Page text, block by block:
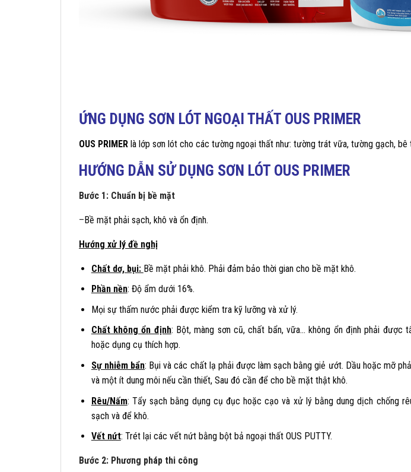
ỨNG DỤNG SƠN LÓT NGOẠI THẤT OUS PRIMER
OUS PRIMER là lớp sơn lót cho các tường ngoại thất như: tường trát vữa, tường gạch, bê
HƯỚNG DẪN SỬ DỤNG SƠN LÓT OUS PRIMER
Bước 1: Chuẩn bị bề mặt
–Bề mặt phải sạch, khô và ổn định.
Hướng xử lý đề nghị
Chất dơ, bụi: Bề mặt phải khô. Phải đảm bảo thời gian cho bề mặt khô.
Phần nền: Độ ẩm dưới 16%.
Mọi sự thấm nước phải được kiểm tra kỹ lưỡng và xử lý.
Chất không ổn định: Bột, màng sơn cũ, chất bẩn, vữa… không ổn định phải được
hoặc dụng cụ thích hợp.
Sự nhiễm bẩn: Bụi và các chất lạ phải được làm sạch bằng giẻ ướt. Dầu hoặc mỡ
và một ít dung môi nếu cần thiết, Sau đó cần để cho bề mặt thật khô.
Rêu/Nấm: Tẩy sạch bằng dụng cụ đục hoặc cạo và xử lý bằng dung dịch chống
sạch và để khô.
Vết nứt: Trét lại các vết nứt bằng bột bả ngoại thất OUS PUTTY.
Bước 2: Phương pháp thi công